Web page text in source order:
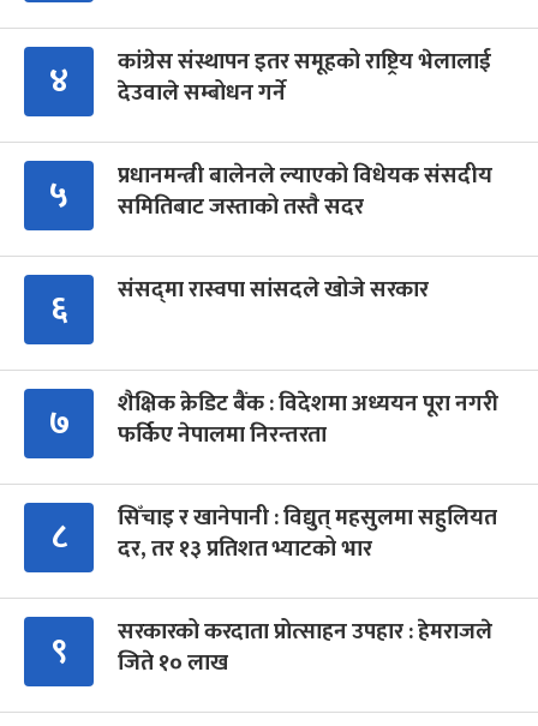
४
कांग्रेस संस्थापन इतर समूहको राष्ट्रिय भेलालाई
देउवाले सम्बोधन गर्ने
५
प्रधानमन्त्री बालेनले ल्याएको विधेयक संसदीय
समितिबाट जस्ताको तस्तै सदर
६ संसद्‍मा रास्वपा सांसदले खोजे सरकार
७
शैक्षिक क्रेडिट बैंक : विदेशमा अध्ययन पूरा नगरी
फर्किए नेपालमा निरन्तरता
८
सिँचाइ र खानेपानी : विद्युत् महसुलमा सहुलियत
दर, तर १३ प्रतिशत भ्याटको भार
९
सरकारको करदाता प्रोत्साहन उपहार : हेमराजले
जिते १० लाख